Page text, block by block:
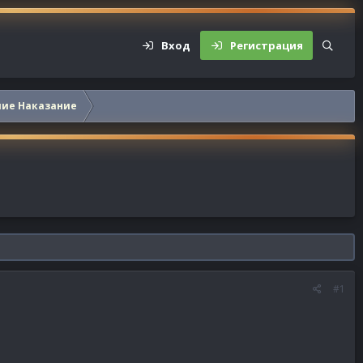
Вход Регистрация
Наказание
#1